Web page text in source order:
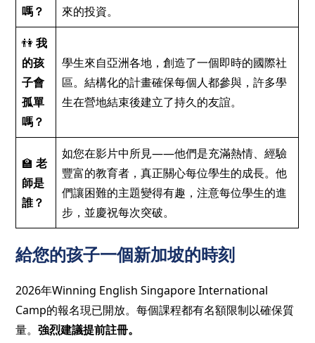
嗎？
來的投資。
👫我
的孩
子會
孤單
嗎？
學生來自亞洲各地，創造了一個即時的國際社
區。結構化的計畫確保每個人都參與，許多學
生在營地結束後建立了持久的友誼。
🏫老
師是
誰？
如您在影片中所見——他們是充滿熱情、經驗
豐富的教育者，真正關心每位學生的成長。他
們讓困難的主題變得有趣，注意每位學生的進
步，並慶祝每次突破。
給您的孩子一個新加坡的時刻
2026年Winning English Singapore International
Camp的報名現已開放。每個課程都有名額限制以確保質
量。強烈建議提前註冊。